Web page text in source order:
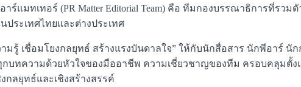
แมทเทอร์ (PR Matter Editorial Team) คือ ทีมกองบรรณาธิการที่รว
ประเทศไทยและต่างประเทศ
มรู้ เชื่อมโยงกลยุทธ์ สร้างแรงบันดาลใจ” ให้กับนักสื่อสาร นักพีอาร์ นั
บทความด้วยหัวใจของมืออาชีพ ความเชี่ยวชาญของทีม ครอบคลุมตั้ง
กลยุทธ์และเชิงสร้างสรรค์